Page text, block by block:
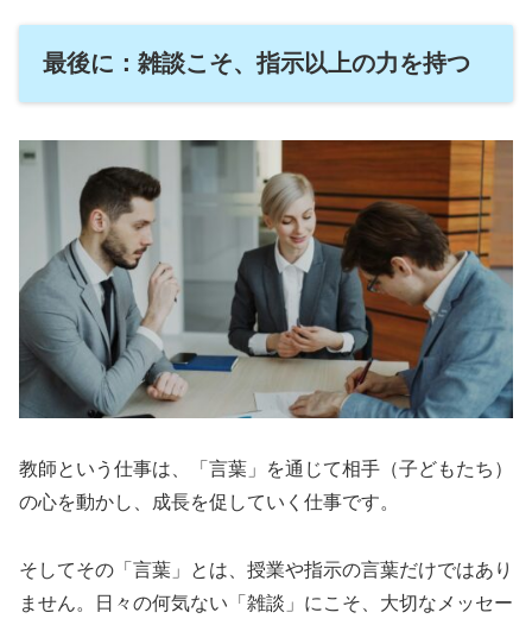
最後に：雑談こそ、指示以上の力を持つ
教師という仕事は、「言葉」を通じて相手（子どもたち）
の心を動かし、成長を促していく仕事です。
そしてその「言葉」とは、授業や指示の言葉だけではあり
ません。日々の何気ない「雑談」にこそ、大切なメッセー